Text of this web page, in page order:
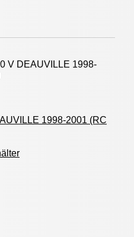
V DEAUVILLE 1998-
1998-2001 (RC